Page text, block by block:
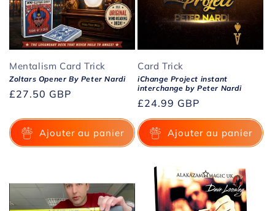
i
o
n
:
Mentalism Card Trick
Zoltars Opener By Peter Nardi
Prix
£27.50 GBP
Ajouter au panier
Card Trick
iChange Project instant
interchange by Peter Nardi
Prix
habituel
£24.99 GBP
Ajouter au panier